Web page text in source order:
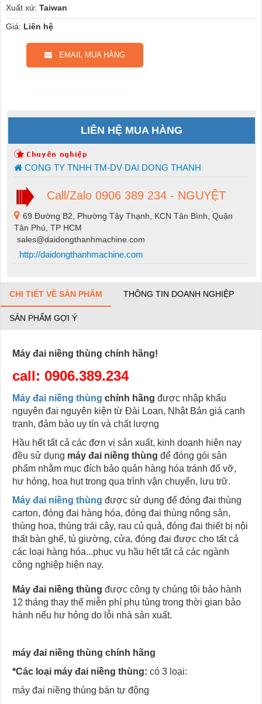
Xuất xứ: Taiwan
Giá: Liên hệ
EMAIL MUA HÀNG
LIÊN HỆ MUA HÀNG
CONG TY TNHH TM-DV DAI DONG THANH
Call/Zalo 0906 389 234 - NGUYỆT
69 Đường B2, Phường Tây Thạnh, KCN Tân Bình, Quận
Tân Phú, TP HCM
sales@daidongthanhmachine.com
http://daidongthanhmachine.com
CHI TIẾT VỀ SẢN PHẨM THÔNG TIN DOANH NGHIỆP
SẢN PHẨM GỢI Ý
Máy đai niềng thùng chính hãng!
call: 0906.389.234
Máy đai niềng thùng chính hãng được nhập khẩu
nguyên đai nguyên kiện từ Đài Loan, Nhật Bản giá cạnh
tranh, đảm bảo uy tín và chất lượng
Hầu hết tất cả các đơn vị sản xuất, kinh doanh hiện nay
đều sử dụng máy đai niềng thùng để đóng gói sản
phẩm nhằm mục đích bảo quản hàng hóa tránh đổ vỡ,
hư hỏng, hoa hụt trong qua trình vận chuyển, lưu trữ.
Máy đai niềng thùng được sử dụng để đóng đai thùng
carton, đóng đai hàng hóa, đóng đai thùng nông sản,
thùng hoa, thùng trái cây, rau củ quả, đóng đai thiết bị nội
thất bàn ghế, tủ giường, cửa, đóng đai được cho tất cả
các loại hàng hóa...phục vụ hầu hết tất cả các ngành
công nghiệp hiện nay.
Máy đai niềng thùng được công ty chúng tôi bảo hành
12 tháng thay thế miễn phí phụ tùng trong thời gian bảo
hành nếu hư hỏng do lỗi nhà sản xuất.
máy đai niềng thùng chính hãng
*Các loại máy đai niềng thùng: có 3 loại:
máy đai niềng thùng bán tự động